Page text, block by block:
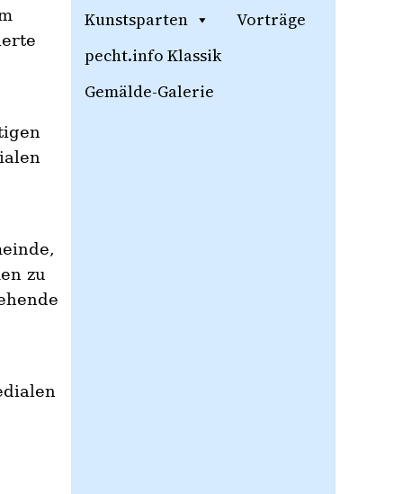
zu
Kunstsparten
Vorträge
pecht.info Klassik
Gemälde-Galerie